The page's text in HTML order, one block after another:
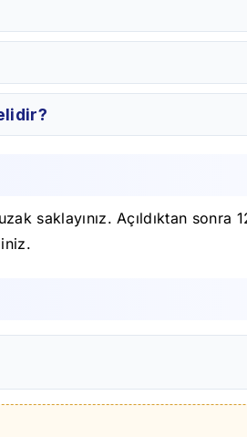
saklayınız. Açıldıktan